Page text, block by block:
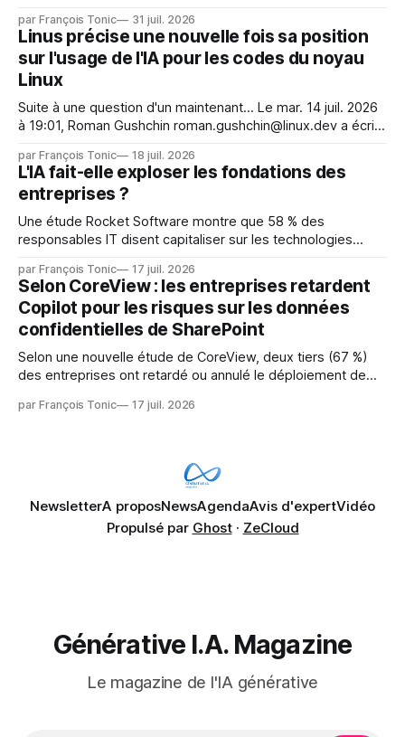
s'étaient échappés de leur environnement isolé (sandbox)
et avaient mené une intrusion non autorisée sur Hugging
Face. La réaction
par François Tonic 31 juil. 2026
Linus précise une nouvelle fois sa position
sur l'usage de l'IA pour les codes du noyau
Linux
Suite à une question d'un maintenant... Le mar. 14 juil. 2026
à 19:01, Roman Gushchin roman.gushchin@linux.dev a écrit :
mainteneurs — irréalisable. Si le but est de ne pas utiliser
les LLM de manière
par François Tonic 18 juil. 2026
L'IA fait-elle exploser les fondations des
entreprises ?
Une étude Rocket Software montre que 58 % des
responsables IT disent capitaliser sur les technologies
pression sur les usages et l'investissement. Cette pression
révèle un écart entre l'ambition et la préparation.
par François Tonic 17 juil. 2026
Selon CoreView : les entreprises retardent
Copilot pour les risques sur les données
confidentielles de SharePoint
Selon une nouvelle étude de CoreView, deux tiers (67 %)
des entreprises ont retardé ou annulé le déploiement de
données confidentielles de SharePoint. Les trois quarts (75
par François Tonic 17 juil. 2026
NewsletterA proposNewsAgendaAvis d'expertVidéo
Propulsé par Ghost· ZeCloud
Générative I.A. Magazine
Le magazine de l'IA générative